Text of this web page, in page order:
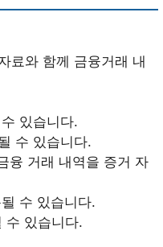
료와 함께 금융거래 내
있습니다.
수 있습니다.
융 거래 내역을 증거 자
수 있습니다.
수 있습니다.